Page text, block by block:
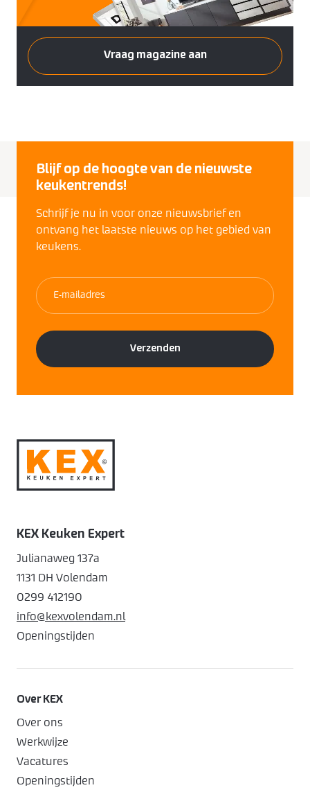
Vraag magazine aan
Blijf op de hoogte van de nieuwste
keukentrends!
Schrijf je nu in voor onze nieuwsbrief en
ontvang het laatste nieuws op het gebied van
keukens.
Over KEX
Over ons
Werkwijze
Vacatures
Openingstijden
KEX Keuken Expert
Julianaweg 137a
1131 DH Volendam
0299 412190
info@kexvolendam.nl
Openingstijden